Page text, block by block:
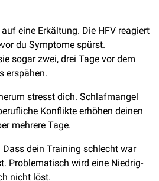
eine Erkältung. Die HFV reagiert
du Symptome spürst.
sogar zwei, drei Tage vor dem
erspähen.
stresst dich. Schlafmangel
Konflikte erhöhen deinen
mehrere Tage.
Dass dein Training schlecht war
Problematisch wird eine Niedrig-
nicht löst.